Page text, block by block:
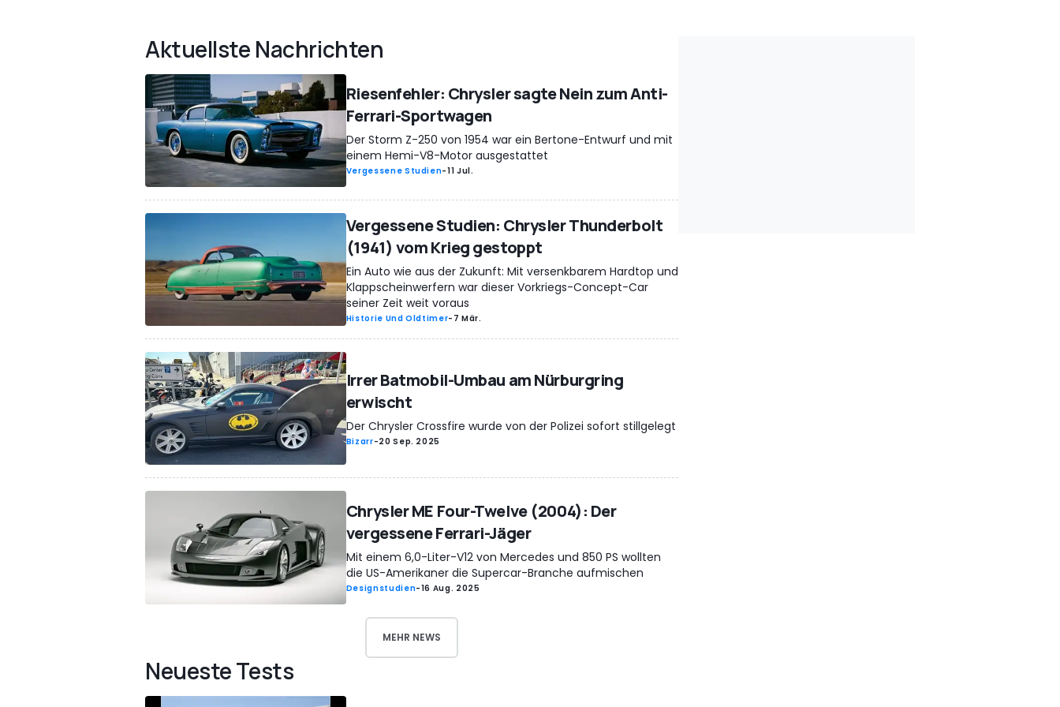
Aktuellste Nachrichten
Riesenfehler: Chrysler sagte Nein zum Anti-
Ferrari-Sportwagen
Der Storm Z-250 von 1954 war ein Bertone-Entwurf und mit
einem Hemi-V8-Motor ausgestattet
Vergessene Studien-11 Jul.
Vergessene Studien: Chrysler Thunderbolt
(1941) vom Krieg gestoppt
Ein Auto wie aus der Zukunft: Mit versenkbarem Hardtop und
Klappscheinwerfern war dieser Vorkriegs-Concept-Car
seiner Zeit weit voraus
Historie Und Oldtimer- 7 Mär.
Irrer Batmobil-Umbau am Nürburgring
erwischt
Der Chrysler Crossfire wurde von der Polizei sofort stillgelegt
Bizarr-20 Sep. 2025
Chrysler ME Four-Twelve (2004): Der
vergessene Ferrari-Jäger
Mit einem 6,0-Liter-V12 von Mercedes und 850 PS wollten
die US-Amerikaner die Supercar-Branche aufmischen
Designstudien-16 Aug. 2025
MEHR NEWS
Neueste Tests